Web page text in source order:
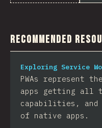
Recommended
Exploring Service
PWAs represent
apps getting all
capabilities, and
of native apps.